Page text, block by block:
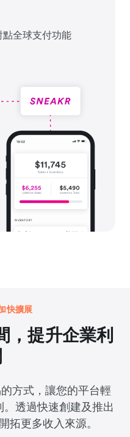
全球支付功能
快擴展
，提升企業利
方式，讓您的平台輕
透過快速創建及推出
拓更多收入來源。